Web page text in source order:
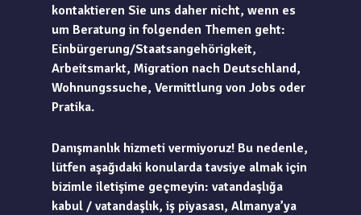
kontaktieren Sie uns daher nicht, wenn es
um Beratung in folgenden Themen geht:
Einbürgerung/Staatsangehörigkeit,
Arbeitsmarkt, Migration nach Deutschland,
Wohnungssuche, Vermittlung von Jobs oder
Pratika.
Danışmanlık hizmeti vermiyoruz! Bu nedenle,
lütfen aşağıdaki konularda tavsiye almak için
bizimle iletişime geçmeyin: vatandaşlığa
kabul / vatandaşlık, iş piyasası, Almanya’ya